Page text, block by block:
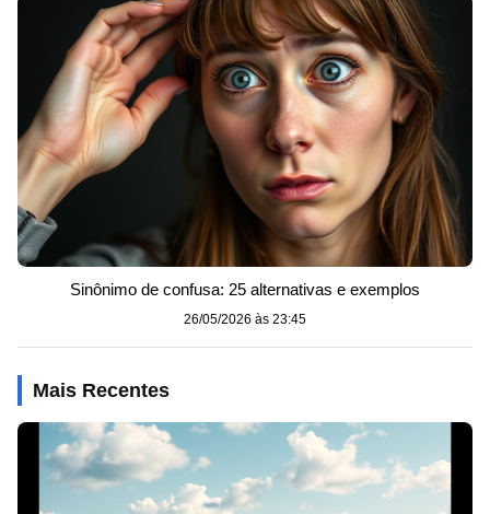
Sinônimo de confusa: 25 alternativas e exemplos
26/05/2026 às 23:45
Mais Recentes